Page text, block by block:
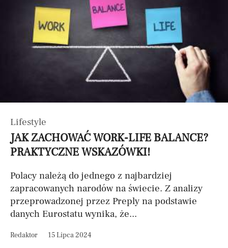
Lifestyle
JAK ZACHOWAĆ WORK-LIFE BALANCE?
PRAKTYCZNE WSKAZÓWKI!
Polacy należą do jednego z najbardziej
zapracowanych narodów na świecie. Z analizy
przeprowadzonej przez Preply na podstawie
danych Eurostatu wynika, że...
Redaktor 15 Lipca 2024